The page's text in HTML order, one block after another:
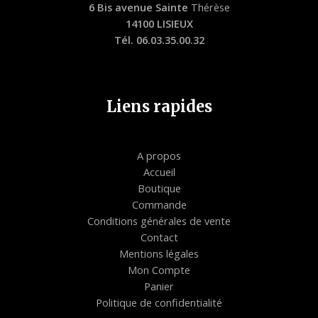
6 Bis avenue Sainte Thérèse
14100 LISIEUX
Tél. 06.03.35.00.32
Liens rapides
A propos
Accueil
Boutique
Commande
Conditions générales de vente
Contact
Mentions légales
Mon Compte
Panier
Politique de confidentialité